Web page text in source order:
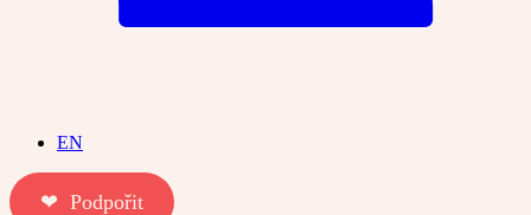
EN
❤︎ Podpořit